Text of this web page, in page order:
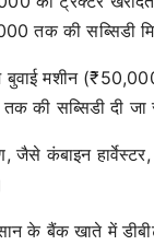
तक की सब्सिडी
मशीन
की सब्सिडी दी जा
कंबाइन हार्वेस्टर,
के बैंक खाते में